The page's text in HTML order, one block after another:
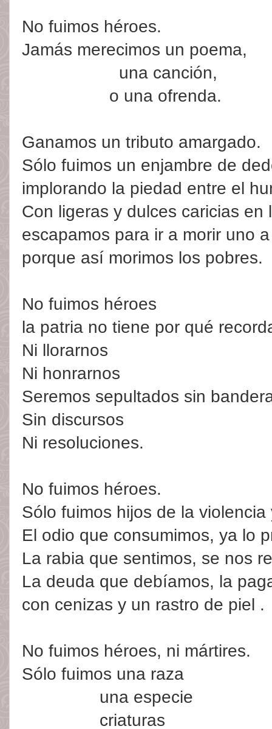
No fuimos héroes.
Jamás merecimos un poema,
una canción,
o una ofrenda.
Ganamos un tributo amargado.
Sólo fuimos un enjambre de
implorando la piedad entre el
Con ligeras y dulces caricias en
escapamos para ir a morir uno
porque así morimos los pobres.
No fuimos héroes
la patria no tiene por qué
Ni llorarnos
Ni honrarnos
Seremos sepultados sin
Sin discursos
Ni resoluciones.
No fuimos héroes.
Sólo fuimos hijos de la violencia
El odio que consumimos, ya lo
La rabia que sentimos, se nos
La deuda que debíamos, la
con cenizas y un rastro de piel .
No fuimos héroes, ni mártires.
Sólo fuimos una raza
una especie
criaturas